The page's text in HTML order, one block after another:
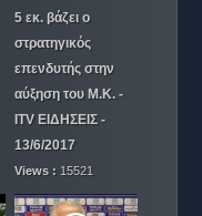
5 εκ. βάζει ο
στρατηγικός
επενδυτής στην
αύξηση του Μ.Κ. -
ITV ΕΙΔΗΣΕΙΣ -
13/6/2017
Views : 15521